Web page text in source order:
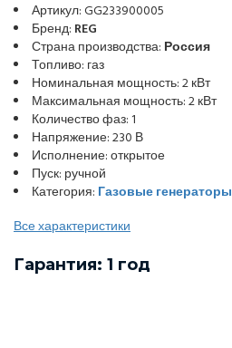
Артикул: GG233900005
Бренд: REG
Страна производства: Россия
Топливо: газ
Номинальная мощность: 2 кВт
Максимальная мощность: 2 кВт
Количество фаз: 1
Напряжение: 230 В
Исполнение: открытое
Пуск: ручной
Категория: Газовые генераторы
Все характеристики
Гарантия: 1 год